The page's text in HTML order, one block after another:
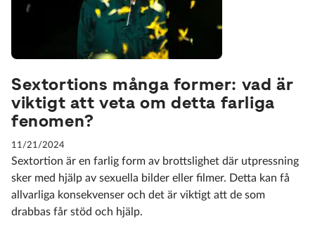
Sextortions många former: vad är
viktigt att veta om detta farliga
fenomen?
11/21/2024
Sextortion är en farlig form av brottslighet där utpressning
sker med hjälp av sexuella bilder eller filmer. Detta kan få
allvarliga konsekvenser och det är viktigt att de som
drabbas får stöd och hjälp.